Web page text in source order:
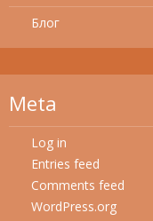
Блог
Meta
Log in
Entries feed
Comments feed
WordPress.org